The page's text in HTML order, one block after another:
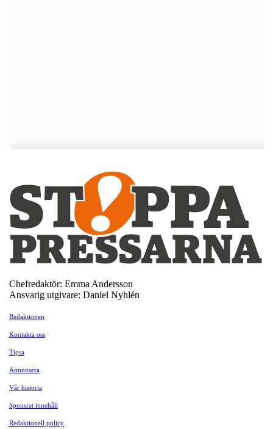
Chefredaktör: Emma Andersson
Ansvarig utgivare: Daniel Nyhlén
Redaktionen
Kontakta oss
Tipsa
Annonsera
Vår historia
Sponsrat innehåll
Redaktionell policy